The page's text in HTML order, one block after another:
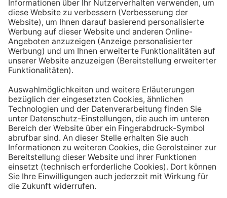
Bett, damit du dieses kleine Morgenritual sofort
durchführen kannst.
Tipp #3: Vor und während jeder Mahlzeit
ein Glas Wasser trinken
Dadurch verknüpfst du das Trinken mit einem Ereignis.
einer Mahlzeit trinken, unterstützt du außerdem die
Produktion von Verdauungssäften. Zusätzlich fördert
das Trinken während des Essens das Sättigungsgefühl.
Tipp #4: Peppe dein Wasser auf
Wenn dir der Geschmack von purem Mineralwasser
nicht reichen sollte, dann kannst du deine Getränke mit
einfachen Mitteln verfeinern. Mische dir einfach